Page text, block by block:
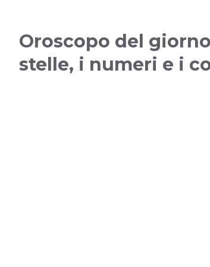
Oroscopo del
stelle, i numeri e i